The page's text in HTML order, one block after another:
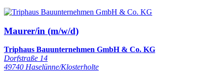
Maurer/in (m/w/d)
Triphaus Bauunternehmen GmbH & Co. KG
Dorfstraße 14
49740 Haselünne/Klosterholte